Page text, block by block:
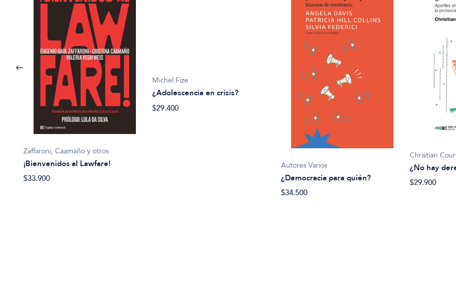
Zaffaroni, Caamaño y otros
¡Bienvenidos al Lawfare!
$33.900
Michel Fize
¿Adolescencia en crisis?
$29.400
Autores Varios
¿Democracia para quién?
$34.500
Christian
¿No hay
$29.900